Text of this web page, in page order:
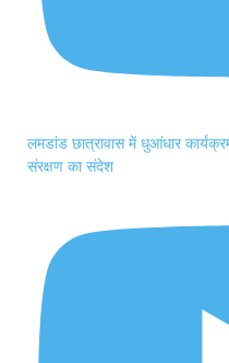
लमडांड छात्रावास में धुआंधार
संरक्षण का संदेश